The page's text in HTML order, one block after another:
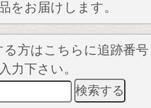
をお届けします。
る方はこちらに追跡番号
力下さい。